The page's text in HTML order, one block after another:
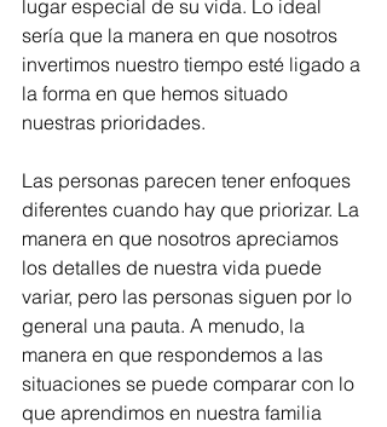
lugar especial de su vida. Lo ideal
sería que la manera en que nosotros
invertimos nuestro tiempo esté ligado a
la forma en que hemos situado
nuestras prioridades.
Las personas parecen tener enfoques
diferentes cuando hay que priorizar. La
manera en que nosotros apreciamos
los detalles de nuestra vida puede
variar, pero las personas siguen por lo
general una pauta. A menudo, la
manera en que respondemos a las
situaciones se puede comparar con lo
que aprendimos en nuestra familia